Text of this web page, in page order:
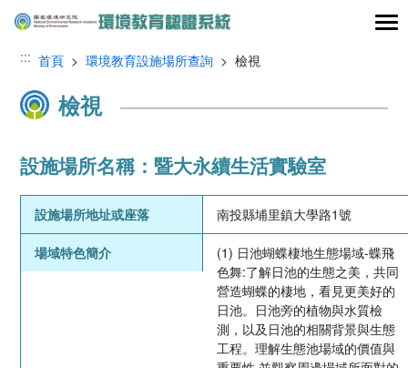
跳到主要內容區塊
::: 首頁 >環境教育設施場所查詢 > 檢視
檢視
設施場所名稱：暨大永續生活實驗室
設施場所地址或座落 南投縣埔里鎮大學路1號
場域特色簡介
(1) 日池蝴蝶棲地生態場域-蝶飛
色舞:了解日池的生態之美，共同
營造蝴蝶的棲地，看見更美好的
日池。日池旁的植物與水質檢
測，以及日池的相關背景與生態
工程。理解生態池場域的價值與